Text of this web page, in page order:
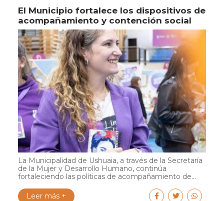
El Municipio fortalece los dispositivos de
acompañamiento y contención social
La Municipalidad de Ushuaia, a través de la Secretaría
de la Mujer y Desarrollo Humano, continúa
fortaleciendo las políticas de acompañamiento de...
Leer más +